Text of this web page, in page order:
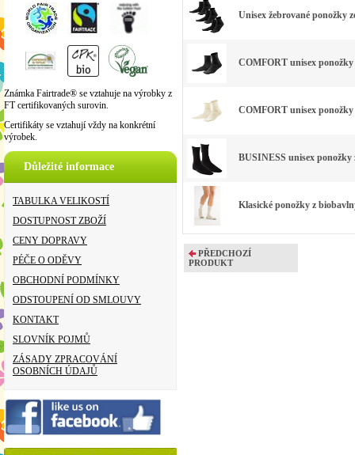
Známka Fairtrade® se vztahuje na výrobky z
FT certifikovaných surovin.
Certifikáty se vztahují vždy na konkrétní
výrobek.
Důležité informace
TABULKA VELIKOSTÍ
DOSTUPNOST ZBOŽÍ
CENY DOPRAVY
PÉČE O ODĚVY
OBCHODNÍ PODMÍNKY
ODSTOUPENÍ OD SMLOUVY
KONTAKT
SLOVNÍK POJMŮ
ZÁSADY ZPRACOVÁNÍ
OSOBNÍCH ÚDAJŮ
Unisex žebrované ponožky
COMFORT unisex
COMFORT unisex
BUSINESS unisex
Klasické ponožky z
PŘEDCHOZÍ
PRODUKT